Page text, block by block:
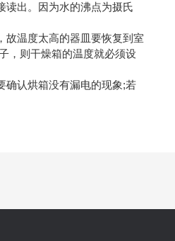
出。因为水的沸点为摄氏
温度太高的器皿要恢复到室
，则干燥箱的温度就必须设
认烘箱没有漏电的现象;若